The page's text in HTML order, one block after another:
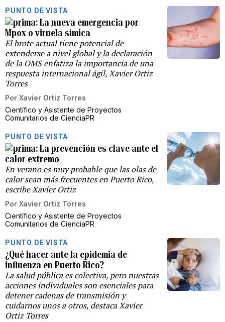
PUNTO DE VISTA
La nueva emergencia por
Mpox o viruela símica
El brote actual tiene potencial de
extenderse a nivel global y la declaración
de la OMS enfatiza la importancia de una
respuesta internacional ágil, Xavier Ortiz
Torres
Por Xavier Ortiz Torres
Científico y Asistente de Proyectos
Comunitarios de CienciaPR
PUNTO DE VISTA
La prevención es clave ante el
calor extremo
En verano es muy probable que las olas de
calor sean más frecuentes en Puerto Rico,
escribe Xavier Ortiz
Por Xavier Ortiz Torres
Científico y Asistente de Proyectos
Comunitarios de CienciaPR
PUNTO DE VISTA
¿Qué hacer ante la epidemia de
influenza en Puerto Rico?
La salud pública es colectiva, pero nuestras
acciones individuales son esenciales para
detener cadenas de transmisión y
cuidarnos unos a otros, destaca Xavier
Ortiz Torres